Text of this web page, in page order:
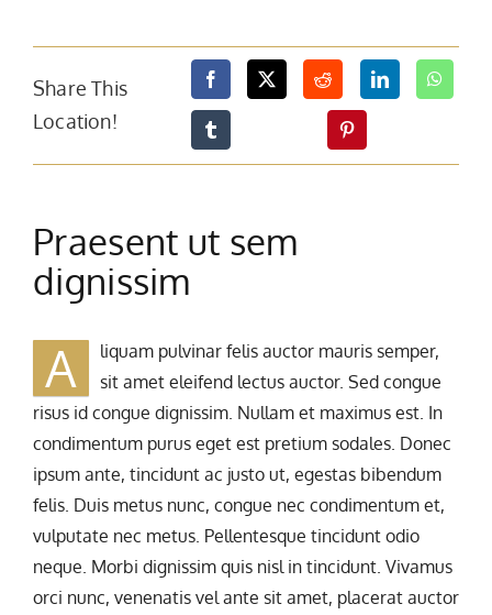
Share This
Location!
Praesent ut sem
dignissim
A
liquam pulvinar felis auctor mauris semper,
sit amet eleifend lectus auctor. Sed congue
risus id congue dignissim. Nullam et maximus est. In
condimentum purus eget est pretium sodales. Donec
ipsum ante, tincidunt ac justo ut, egestas bibendum
felis. Duis metus nunc, congue nec condimentum et,
vulputate nec metus. Pellentesque tincidunt odio
neque. Morbi dignissim quis nisl in tincidunt. Vivamus
orci nunc, venenatis vel ante sit amet, placerat auctor